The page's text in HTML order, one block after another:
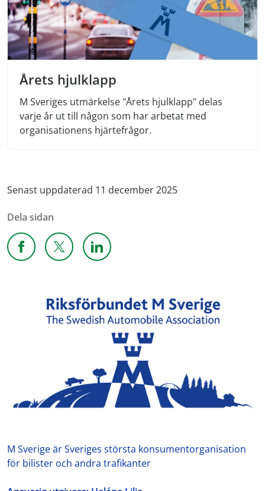
Årets hjulklapp
M Sveriges utmärkelse "Årets hjulklapp" delas
varje år ut till någon som har arbetat med
organisationens hjärtefrågor.
Senast uppdaterad 11 december 2025
Dela sidan
Dela sidan på Facebook
Dela sidan på XDela sidan på Linkedin
M Sverige är Sveriges största konsumentorganisation
för bilister och andra trafikanter